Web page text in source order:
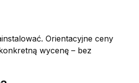
Orientacyjne ceny
wycenę – bez